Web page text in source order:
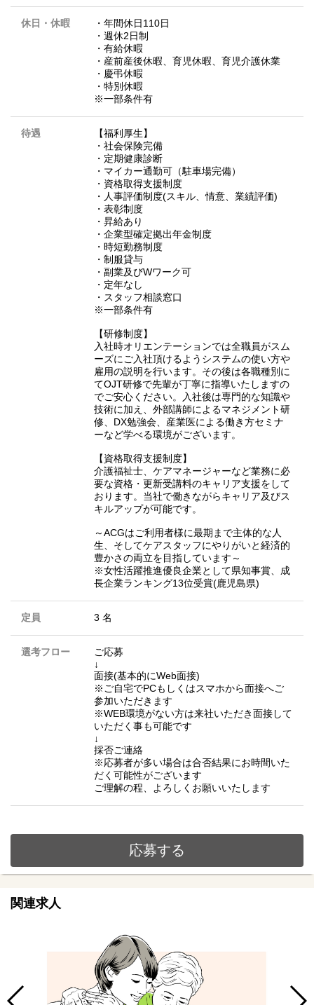
休日・休暇
・年間休日110日
・週休2日制
・有給休暇
・産前産後休暇、育児休暇、育児介護休業
・慶弔休暇
・特別休暇
※一部条件有
待遇
【福利厚生】
・社会保険完備
・定期健康診断
・マイカー通勤可（駐車場完備）
・資格取得支援制度
・人事評価制度(スキル、情意、業績評価)
・表彰制度
・昇給あり
・企業型確定拠出年金制度
・時短勤務制度
・制服貸与
・副業及びWワーク可
・定年なし
・スタッフ相談窓口
※一部条件有
【研修制度】
入社時オリエンテーションでは全職員がスム
ーズにご入社頂けるようシステムの使い方や
雇用の説明を行います。その後は各職種別に
てOJT研修で先輩が丁寧に指導いたしますの
でご安心ください。入社後は専門的な知識や
技術に加え、外部講師によるマネジメント研
修、DX勉強会、産業医による働き方セミナ
ーなど学べる環境がございます。
【資格取得支援制度】
介護福祉士、ケアマネージャーなど業務に必
要な資格・更新受講料のキャリア支援をして
おります。当社で働きながらキャリア及びス
キルアップが可能です。
～ACGはご利用者様に最期まで主体的な人
生、そしてケアスタッフにやりがいと経済的
豊かさの両立を目指しています～
※女性活躍推進優良企業として県知事賞、成
長企業ランキング13位受賞(鹿児島県)
定員 3 名
選考フロー
ご応募
↓
面接(基本的にWeb面接)
※ご自宅でPCもしくはスマホから面接へご
参加いただきます
※WEB環境がない方は来社いただき面接して
いただく事も可能です
↓
採否ご連絡
※応募者が多い場合は合否結果にお時間いた
だく可能性がございます
ご理解の程、よろしくお願いいたします
応募する
関連求人